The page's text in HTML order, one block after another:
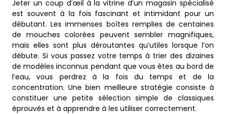
Jeter un coup d’œil à la vitrine d’un magasin spécialisé
est souvent à la fois fascinant et intimidant pour un
débutant. Les immenses boîtes remplies de centaines
de mouches colorées peuvent sembler magnifiques,
mais elles sont plus déroutantes qu’utiles lorsque l’on
débute. Si vous passez votre temps à trier des dizaines
de modèles inconnus pendant que vous êtes au bord de
l’eau, vous perdrez à la fois du temps et de la
concentration. Une bien meilleure stratégie consiste à
constituer une petite sélection simple de classiques
éprouvés et à apprendre à les utiliser correctement.